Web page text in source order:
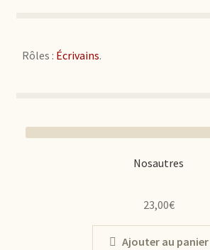
Rôles : Écrivains.
Nosautres
23,00€
Ajouter au panier